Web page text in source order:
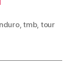
Blanc
,tmb, tour